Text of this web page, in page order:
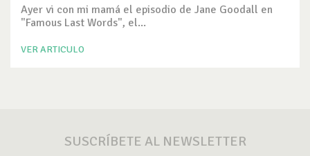
Ayer vi con mi mamá el episodio de Jane Goodall en
"Famous Last Words", el...
VER ARTICULO
SUSCRÍBETE AL NEWSLETTER